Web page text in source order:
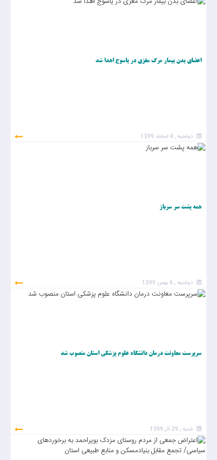
اعضای بدن بیمار مرگ مغزی در یاسوج اهدا شد
دوشنبه , 4 اسفند 1399
همه پشت سر سرباز
دوشنبه , 6 بهمن 1399
سرپرست معاونت درمان دانشگاه علوم پزشکی استان منصوب شد
شنبه , 29 آذر 1399